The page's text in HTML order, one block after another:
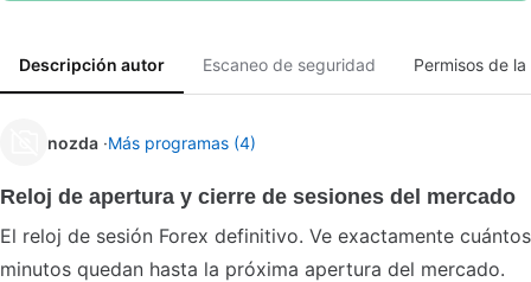
Descripción autor Escaneo de seguridad Permisos de
nozda Más programas (4)
Reloj de apertura y cierre de sesiones del mercado
El reloj de sesión Forex definitivo. Ve exactamente cuántos
minutos quedan hasta la próxima apertura del mercado.